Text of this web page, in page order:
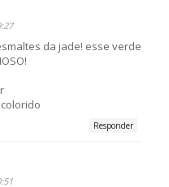
da jade! esse verde
Responder